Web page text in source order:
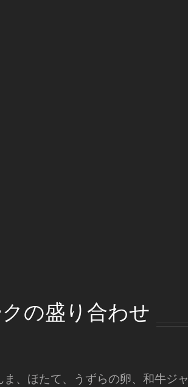
の盛り合わせ
、ほたて、うずらの卵、和牛ジャ